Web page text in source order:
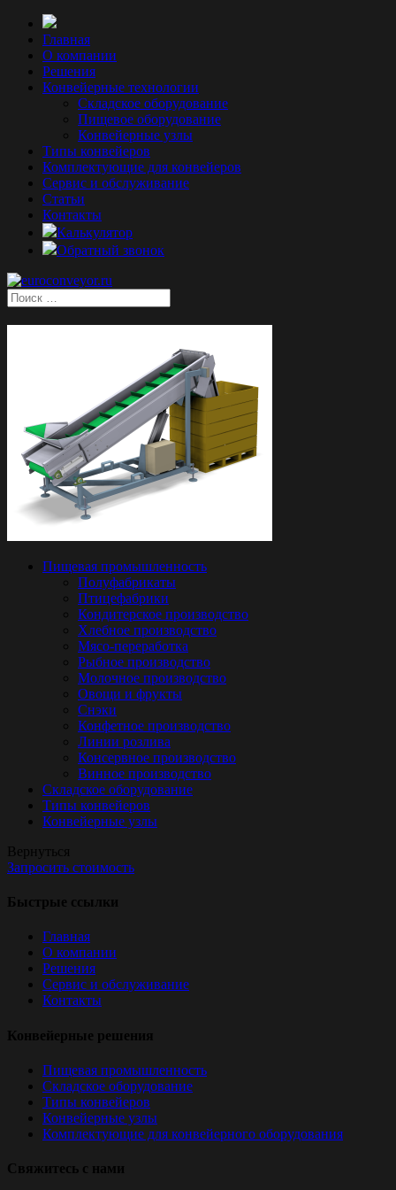
Главная
О компании
Решения
Конвейерные технологии
Складское оборудование
Пищевое оборудование
Конвейерные узлы
Типы конвейеров
Комплектующие для конвейеров
Сервис и обслуживание
Статьи
Контакты
Калькулятор
Обратный звонок
Пищевая промышленность
Полуфабрикаты
Птицефабрики
Кондитерское производство
Хлебное производство
Мясо-переработка
Рыбное производство
Молочное производство
Овощи и фрукты
Снэки
Конфетное производство
Линии розлива
Консервное производство
Винное производство
Складское оборудование
Типы конвейеров
Конвейерные узлы
Вернуться
Запросить стоимость
Быстрые ссылки
Главная
О компании
Решения
Сервис и обслуживание
Контакты
Конвейерные решения
Пищевая промышленность
Складское оборудование
Типы конвейеров
Конвейерные узлы
Комплектующие для конвейерного оборудования
Свяжитесь с нами